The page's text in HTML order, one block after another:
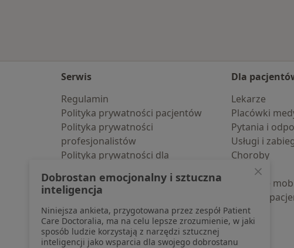
Serwis
Regulamin
Polityka prywatności pacjentów
Polityka prywatności
profesjonalistów
Polityka prywatności dla
pozyskaliśmy samodzielnie
Polityka cookies
Jak działają wyniki wyszukiwania
Dostępność
O nas
Dla
Lekarze
Placówki
Pytania i
Usługi i
Choroby
Pomoc
Aplikacje
Blog dla
Dobrostan emocjonalny i sztuczna
inteligencja
Niniejsza ankieta, przygotowana przez zespół Patient
Care Doctoralia, ma na celu lepsze zrozumienie, w jaki
sposób ludzie korzystają z narzędzi sztucznej
inteligencji jako wsparcia dla swojego dobrostanu